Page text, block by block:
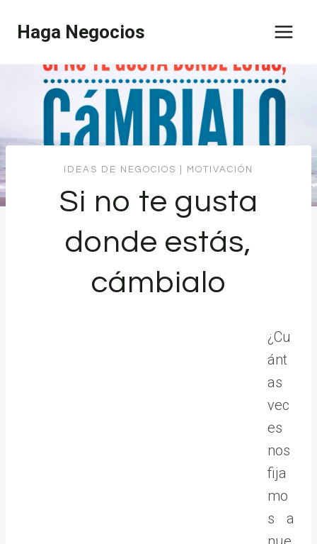
Haga Negocios
IDEAS DE NEGOCIOS MOTIVACIÓN
Si no te gusta
donde estás,
cámbialo
¿Cu
ánt
as
vec
es
nos
fija
mo
s a